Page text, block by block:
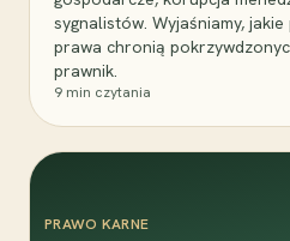
sygnalistów. Wyjaśniamy,
prawa chronią
prawnik.
9 min czytania
PRAWO KARNE